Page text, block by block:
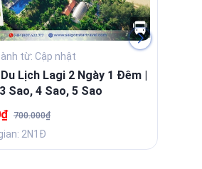
từ: Cập nhật
Lịch Lagi 2 Ngày 1 Đêm |
Sao, 4 Sao, 5 Sao
700.000₫
2N1Đ